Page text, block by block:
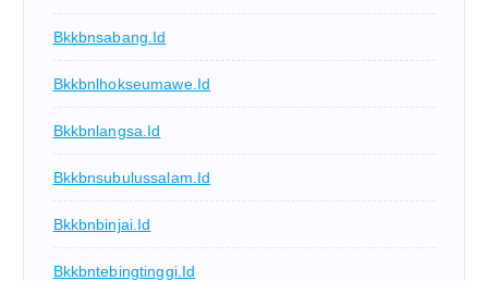
Bkkbnsabang.id
Bkkbnlhokseumawe.id
Bkkbnlangsa.id
Bkkbnsubulussalam.id
Bkkbnbinjai.id
Bkkbntebingtinggi.id